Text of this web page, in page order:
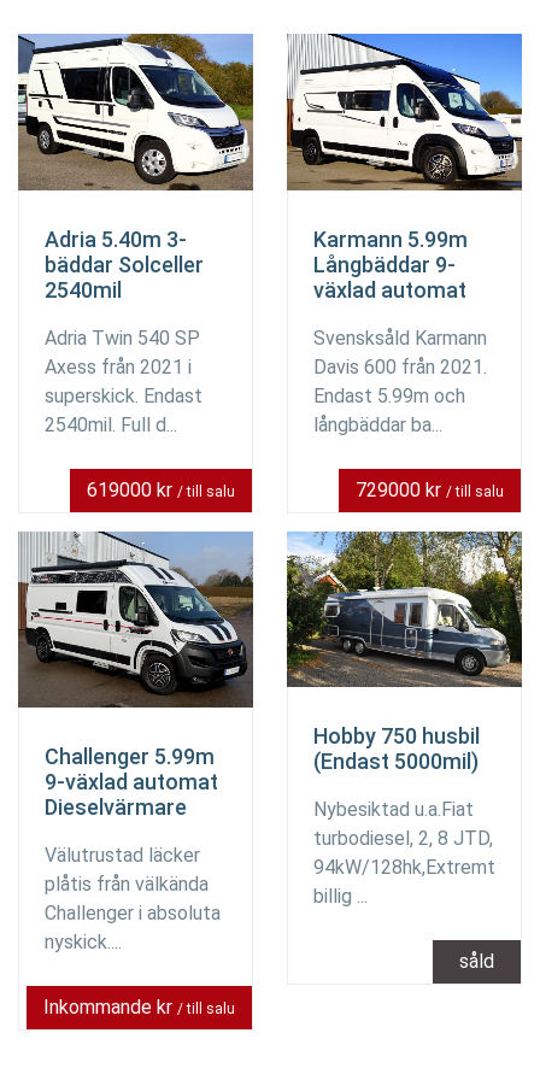
Adria 5.40m 3-
bäddar Solceller
2540mil
Adria Twin 540 SP
Axess från 2021 i
superskick. Endast
2540mil. Full d...
619000 kr / till salu
Karmann 5.99m
Långbäddar 9-
växlad automat
Svensksåld Karmann
Davis 600 från 2021.
Endast 5.99m och
långbäddar ba...
729000 kr / till salu
Challenger 5.99m
9-växlad automat
Dieselvärmare
Välutrustad läcker
plåtis från välkända
Challenger i absoluta
nyskick....
Inkommande kr / till salu
Hobby 750 husbil
(Endast 5000mil)
Nybesiktad u.a.Fiat
turbodiesel, 2, 8 JTD,
94kW/128hk,Extremt
billig ...
såld